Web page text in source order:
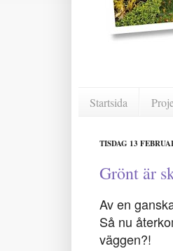
Startsida
TISDAG 13
Grönt är
Av en
Så nu
väggen?!